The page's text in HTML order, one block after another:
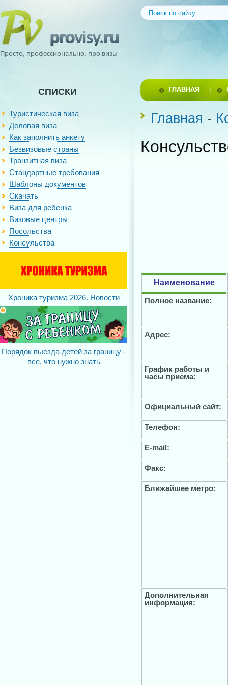
Просто, профессионально, про визы
СПИСКИ
Туристическая виза
Деловая виза
Как заполнить анкету
Безвизовые страны
Транзитная виза
Стандартные требования
Шаблоны документов
Скачать
Виза для ребенка
Визовые центры
Посольства
Консульства
Хроника туризма 2026. Новости
Порядок выезда детей за границу -
все, что нужно знать
ГЛАВНАЯ
Главная -
Наименование
Полное название:
Адрес:
График работы и
часы приема:
Официальный сайт:
Телефон:
E-mail:
Факс:
Ближайшее метро:
Дополнительная
информация: